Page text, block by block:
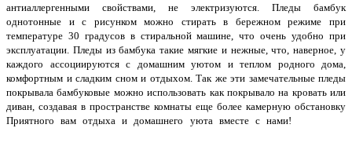
антиаллергенными свойствами, не электризуются. Пледы бамбук
однотонные и с рисунком можно стирать в бережном режиме при
температуре 30 градусов в стиральной машине, что очень удобно при
эксплуатации. Пледы из бамбука такие мягкие и нежные, что, наверное, у
каждого ассоциируются с домашним уютом и теплом родного дома,
комфортным и сладким сном и отдыхом. Так же эти замечательные пледы
покрывала бамбуковые можно использовать как покрывало на кровать или
диван, создавая в пространстве комнаты еще более камерную обстановку
Приятного вам отдыха и домашнего уюта вместе с нами!